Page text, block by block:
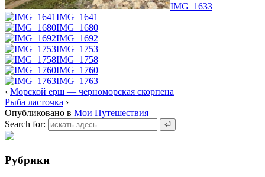
IMG_1633
IMG_1641
IMG_1680
IMG_1692
IMG_1753
IMG_1758
IMG_1760
IMG_1763
‹ Морской ерш — черноморская скорпена
Рыба ласточка ›
Опубликовано в Мои Путешествия
Search for:
Рубрики